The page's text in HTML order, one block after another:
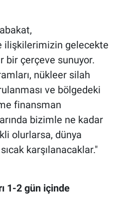
ilişkilerimizin gelecekte
bir çerçeve sunuyor.
nükleer silah
ve bölgedeki
finansman
bizimle ne kadar
olurlarsa, dünya
karşılanacaklar."
1-2 gün içinde